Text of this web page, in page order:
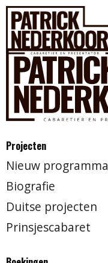
Projecten
Nieuw programma
Biografie
Duitse projecten
Prinsjescabaret